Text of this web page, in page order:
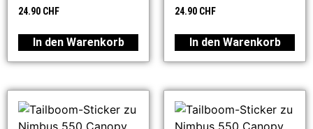
24.90 CHF
In den Warenkorb
24.90 CHF
In den Warenkorb